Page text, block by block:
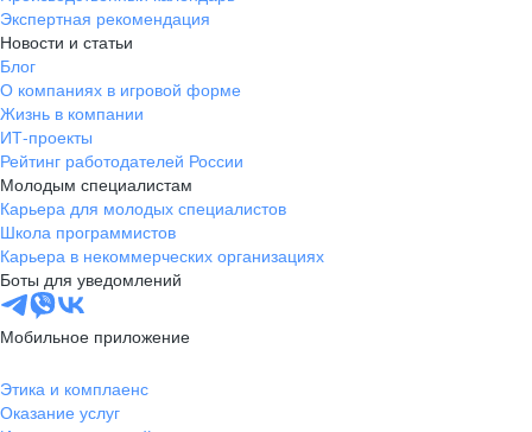
Экспертная рекомендация
Новости и статьи
Блог
О компаниях в игровой форме
Жизнь в компании
ИТ-проекты
Рейтинг работодателей России
Молодым специалистам
Карьера для молодых специалистов
Школа программистов
Карьера в некоммерческих организациях
Боты для уведомлений
Мобильное приложение
Этика и комплаенс
Оказание услуг